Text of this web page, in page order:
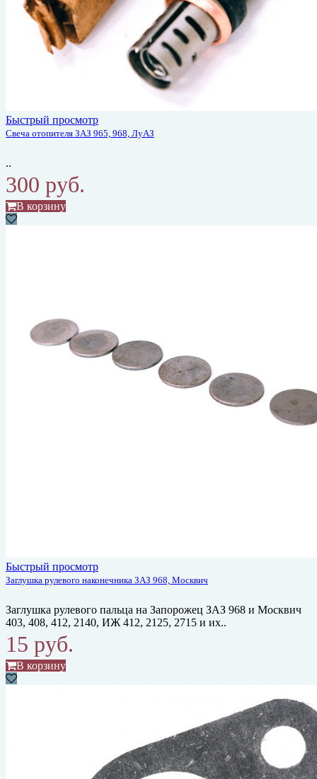
Быстрый просмотр
Свеча отопителя ЗАЗ 965, 968, ЛуАЗ
..
300 руб.
В корзину
Быстрый просмотр
Заглушка рулевого наконечника ЗАЗ 968, Москвич
Заглушка рулевого пальца на Запорожец ЗАЗ 968 и Москвич
403, 408, 412, 2140, ИЖ 412, 2125, 2715 и их..
15 руб.
В корзину